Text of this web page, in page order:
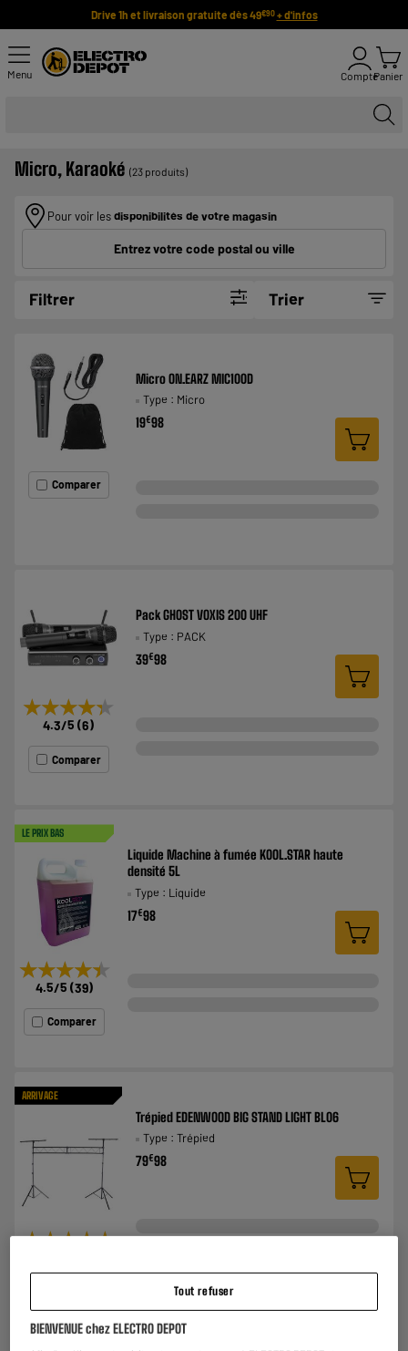
Drive 1h et livraison gratuite dès 49€90 + d'infos
Menu ComptePanier
Micro, Karaoké (23 produits)
Pour voir lesdisponibilités de votre magasin
Entrez votre code postal ou ville
Filtrer Trier
Comparer
Micro ON.EARZ MIC100D
Type : Micro
19€98
★★★★★
★★★★★
4.3/5 (6)
Comparer
Pack GHOST VOXIS 200 UHF
Type : PACK
39€98
LE PRIX BAS
★★★★★
★★★★★
4.5/5 (39)
Comparer
Liquide Machine à fumée KOOL.STAR haute
densité 5L
Type : Liquide
17€98
ARRIVAGE
★★★★★
★★★★★
Trépied EDENWOOD BIG STAND LIGHT BL06
Type : Trépied
79€98
Tout refuser
BIENVENUE chez ELECTRO DEPOT